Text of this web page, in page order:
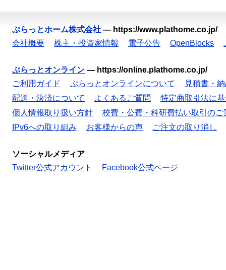
ぷらっとホーム株式会社 — https://www.plathome.co.jp/
会社概要
株主・投資家情報 電子公告 OpenBlocks
ぷらっとオンライン — https://online.plathome.co.jp/
ご利用ガイド
ぷらっとオンラインについて
見積書・
配送・決済について
よくあるご質問
特定商取引法に
個人情報取り扱い方針
校費・公費・科研費払い取引のご
IPv6への取り組み
お客様からの声 ご注文の取り消し
ソーシャルメディア
Twitter公式アカウント
Facebook公式ページ